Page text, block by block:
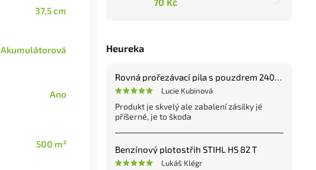
Heureka
Rovná prořezávací pila s pouzdrem 240 mm
Lucie Kubinová
Produkt je skvelý ale zabalení zásilky jé
příšerné, je to škoda
Benzínový plotostřih STIHL HS 82 T
Lukáš Klégr
37,5 cm
Akumulátorová
Ano
500 m²